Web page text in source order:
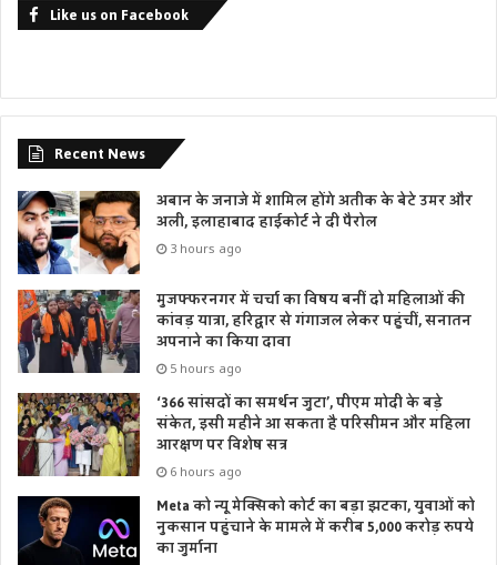
Like us on Facebook
Recent News
अबान के जनाजे में शामिल होंगे अतीक के बेटे उमर और
अली, इलाहाबाद हाईकोर्ट ने दी पैरोल
3 hours ago
मुजफ्फरनगर में चर्चा का विषय बनीं दो महिलाओं की
कांवड़ यात्रा, हरिद्वार से गंगाजल लेकर पहुंचीं, सनातन
अपनाने का किया दावा
5 hours ago
‘366 सांसदों का समर्थन जुटा’, पीएम मोदी के बड़े
संकेत, इसी महीने आ सकता है परिसीमन और महिला
आरक्षण पर विशेष सत्र
6 hours ago
Meta को न्यू मेक्सिको कोर्ट का बड़ा झटका, युवाओं को
नुकसान पहुंचाने के मामले में करीब 5,000 करोड़ रुपये
का जुर्माना